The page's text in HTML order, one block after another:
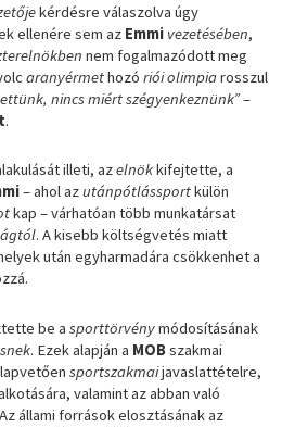
kérdésre válaszolva úgy
ellenére sem az Emmi vezetésében,
nem fogalmazódott meg
aranyérmethozóriói olimpiarosszul
nincs miért szégyenkeznünk”–
.
illeti, azelnökkifejtette, a
– ahol azutánpótlássportkülön
kap – várhatóan több munkatársat
. A kisebb költségvetés miatt
után egyharmadára csökkenhet a
be asporttörvénymódosításának
. Ezek alapján a MOBszakmai
sportszakmaijavaslattételre,
valamint az abban való
állami források elosztásának az